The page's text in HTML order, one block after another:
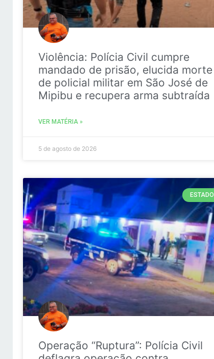
Violência: Polícia Civil cumpre
mandado de prisão, elucida morte
de policial militar em São José de
Mipibu e recupera arma subtraída
VER MATÉRIA »
5 de agosto de 2026
ESTADO
Operação “Ruptura”: Polícia Civil